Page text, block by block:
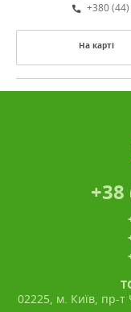
+380
На карті
+38
02225, м. Київ, пр-т